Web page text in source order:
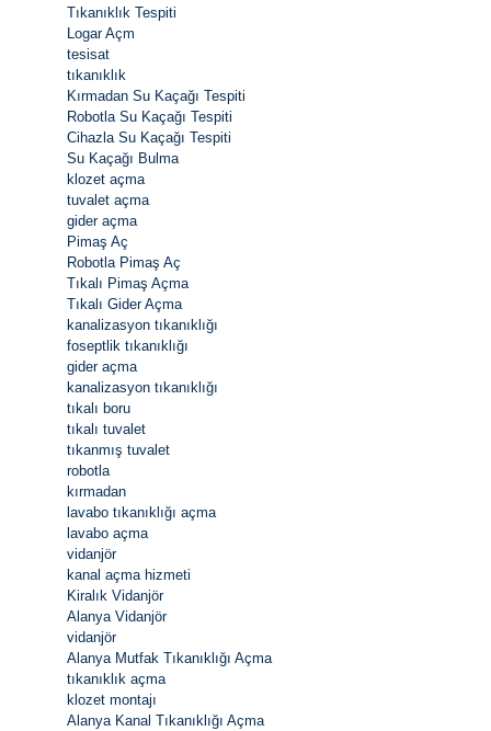
Tıkanıklık Tespiti
Logar Açm
tesisat
tıkanıklık
Kırmadan Su Kaçağı Tespiti
Robotla Su Kaçağı Tespiti
Cihazla Su Kaçağı Tespiti
Su Kaçağı Bulma
klozet açma
tuvalet açma
gider açma
Pimaş Aç
Robotla Pimaş Aç
Tıkalı Pimaş Açma
Tıkalı Gider Açma
kanalizasyon tıkanıklığı
foseptlik tıkanıklığı
gider açma
kanalizasyon tıkanıklığı
tıkalı boru
tıkalı tuvalet
tıkanmış tuvalet
robotla
kırmadan
lavabo tıkanıklığı açma
lavabo açma
vidanjör
kanal açma hizmeti
Kiralık Vidanjör
Alanya Vidanjör
vidanjör
Alanya Mutfak Tıkanıklığı Açma
tıkanıklık açma
klozet montajı
Alanya Kanal Tıkanıklığı Açma